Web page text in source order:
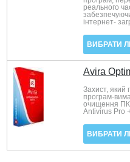
реального
інтернет-
ВИБРАТИ
Avira
Захист, який
програм-
очищення
Antivirus Pro
ВИБРАТИ